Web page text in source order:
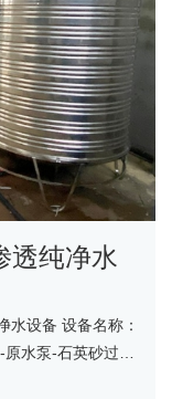
透纯净水
备名称：